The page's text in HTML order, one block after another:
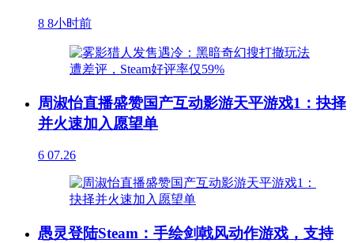
8 8小时前
周淑怡直播盛赞国产互动影游天平游戏1：抉择
并火速加入愿望单
6 07.26
愚灵登陆Steam：手绘剑戟风动作游戏，支持